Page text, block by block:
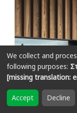
We collect and
following purposes:
[missing translation:
Accept Decline